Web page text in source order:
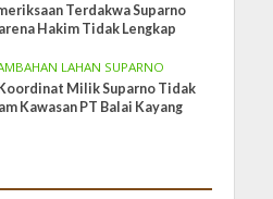
Terdakwa Suparno
Hakim Tidak Lengkap
LAHAN SUPARNO
Milik Suparno Tidak
Kawasan PT Balai Kayang